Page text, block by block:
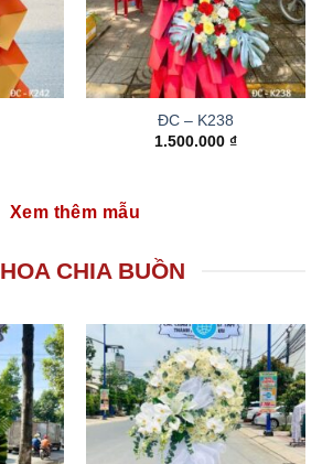
ĐC – K238
1.500.000 ₫
Xem thêm mẫu
HOA CHIA BUỒN